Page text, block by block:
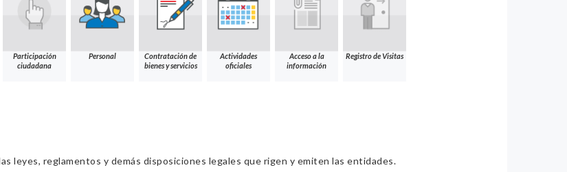
Participación
ciudadana
Personal
Contratación de
bienes y servicios
Actividades
oficiales
Acceso a la
información
Registro de Visitas
leyes, reglamentos y demás disposiciones legales que rigen y emiten las entidades.